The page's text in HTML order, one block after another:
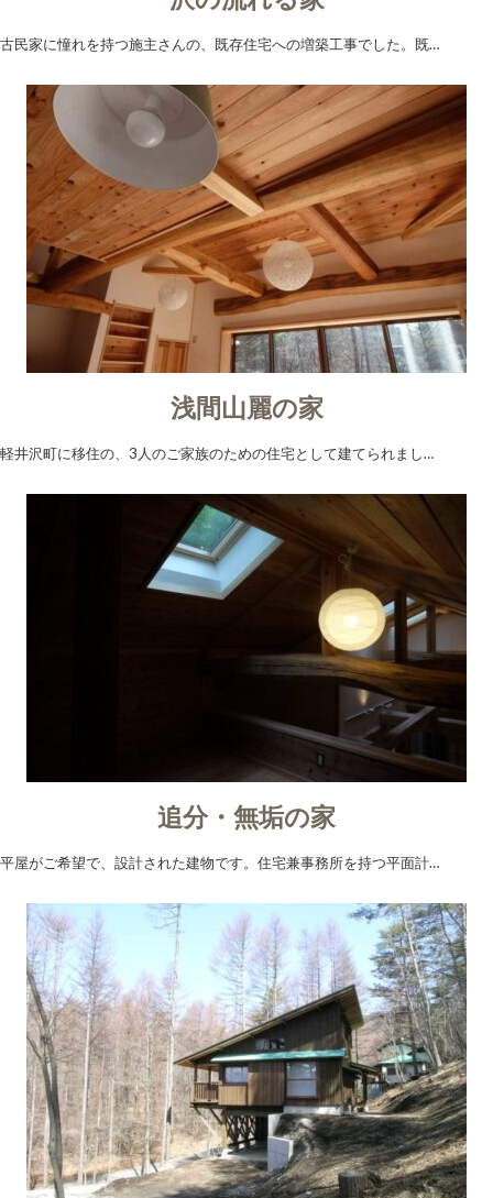
古民家に憧れを持つ施主さんの、既存住宅への増築工事でした。既…
浅間山麗の家
軽井沢町に移住の、3人のご家族のための住宅として建てられまし…
追分・無垢の家
平屋がご希望で、設計された建物です。住宅兼事務所を持つ平面計…